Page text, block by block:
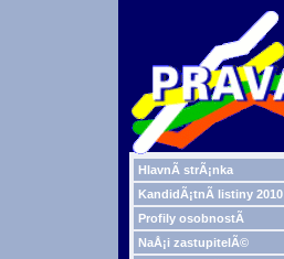
HlavnÃ­ strÃ¡nka
KandidÃ¡tnÃ­ listiny 2010
Profily osobnostÃ­
NaÅ¡i zastupitelÃ©